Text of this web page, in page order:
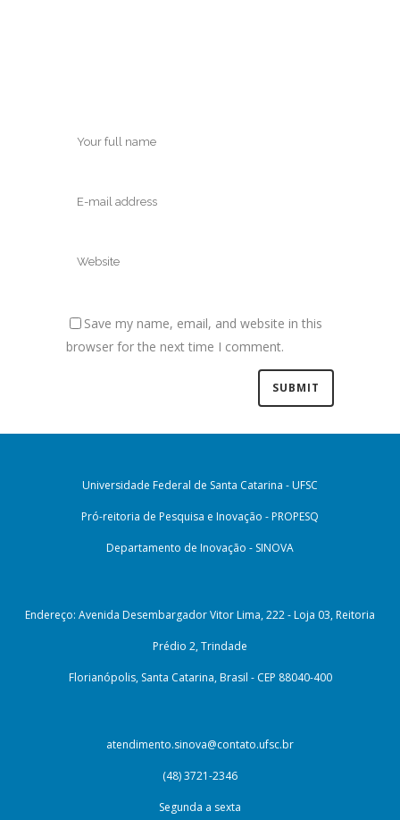
Save my name, email, and website in this
browser for the next time I comment.
Universidade Federal de Santa Catarina - UFSC
Pró-reitoria de Pesquisa e Inovação - PROPESQ
Departamento de Inovação - SINOVA
Endereço: Avenida Desembargador Vitor Lima, 222 - Loja 03, Reitoria
Prédio 2, Trindade
Florianópolis, Santa Catarina, Brasil - CEP 88040-400
atendimento.sinova@contato.ufsc.br
(48) 3721-2346
Segunda a sexta